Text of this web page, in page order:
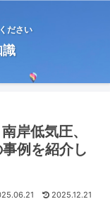
ださい
識
岸低気圧、
例を紹介し
2025.12.21